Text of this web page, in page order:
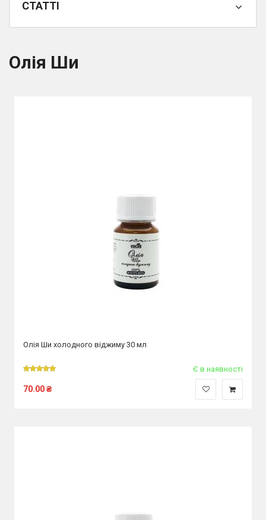
СТАТТІ
Олія Ши
Олія Ши холодного віджиму 30 мл
Є в наявності
70.00₴